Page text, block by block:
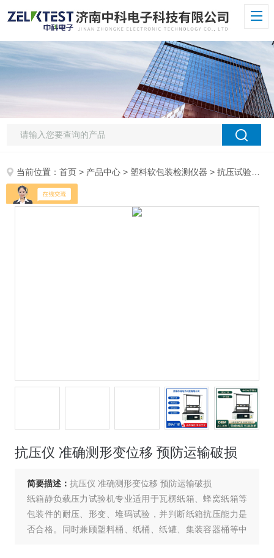
当前位置：首页 > 产品中心 > 塑料软包装检测仪器 >抗压试验机
抗压仪 准确测形变位移 预防运输破损
简要描述： 抗压仪 准确测形变位移 预防运输破损
纸箱静负载压力试验机专业适用于瓦楞纸箱、蜂窝纸箱等
包装件的耐压、形变、堆码试验，并判断纸箱抗压能力是
否合格。同时兼顾塑料桶、纸桶、纸罐、集装容器桶等中